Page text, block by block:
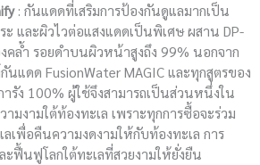
: กันแดดที่เสริมการป้องกันดูแลมากเป็น
และผิวไวต่อแสงแดดเป็นพิเศษ ผสาน DP-
คล้ำ รอยดำบนผิวหน้าสูงถึง 99% นอกจาก
แดด FusionWater MAGIC และทุกสูตรของ
รัง 100% ผู้ใช้จึงสามารถเป็นส่วนหนึ่งใน
มงามใต้ท้องทะเล เพราะทุกการซื้อจะร่วม
เพื่อคืนความงดงามให้กับท้องทะเล การ
ฟื้นฟูโลกใต้ทะเลที่สวยงามให้ยั่งยืน